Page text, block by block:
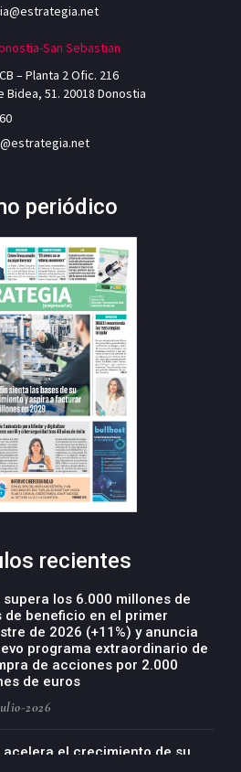
San Sebastian
– Planta 2 Ofic. 216
Bidea, 51. 20018 Donostia
periódico
recientes
supera los 6.000 millones de
de beneficio en el primer
de 2026 (+11%) y anuncia
programa extraordinario de
de acciones por 2.000
de euros
2026
acelera el crecimiento de su